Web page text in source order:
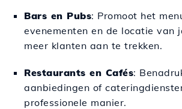
Bars en Pubs: Promoot het
evenementen en de locatie van
meer klanten aan te trekken.
Restaurants en Cafés:
aanbiedingen of
professionele manier.